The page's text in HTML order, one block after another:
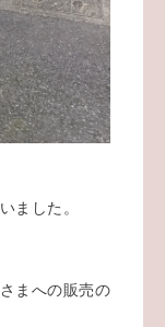
ました。
まへの販売の